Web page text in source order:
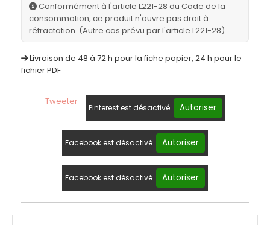
Conformément à l'article L221-28 du Code de la
consommation, ce produit n'ouvre pas droit à
rétractation. (Autre cas prévu par l'article L221-28)
Livraison de 48 à 72 h pour la fiche papier, 24 h pour le
fichier PDF
Tweeter
Pinterest est désactivé. Autoriser
Facebook est désactivé. Autoriser
Facebook est désactivé. Autoriser